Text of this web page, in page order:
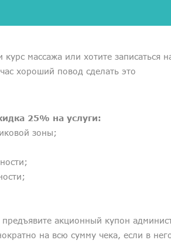
массажа или хотите записаться
хороший повод сделать это
25% на услуги:
зоны;
акционный купон
на всю сумму чека, если в